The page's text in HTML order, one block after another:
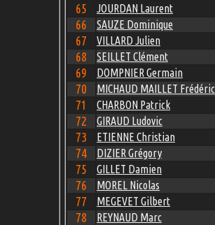
65 JOURDAN Laurent
66 SAUZE Dominique
67 VILLARD Julien
68 SEILLET Clément
69 DOMPNIER Germain
70 MICHAUD MAILLET Frédéric
71 CHARBON Patrick
72 GIRAUD Ludovic
73 ETIENNE Christian
74 DIZIER Grégory
75 GILLET Damien
76 MOREL Nicolas
77 MEGEVET Gilbert
78 REYNAUD Marc